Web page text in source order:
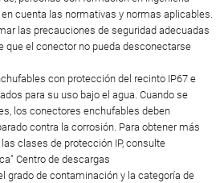
cuenta las normativas y normas aplicables.
las precauciones de seguridad adecuadas
que el conector no pueda desconectarse
con protección del recinto IP67 e
para su uso bajo el agua. Cuando se
los conectores enchufables deben
contra la corrosión. Para obtener más
clases de protección IP, consulte
Centro de descargas
grado de contaminación y la categoría de